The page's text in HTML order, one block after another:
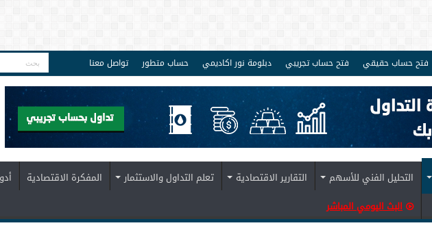
فتح حساب حقيقي فتح حساب تجريبي دبلومة نور اكاديمي حساب متطور تواصل معنا
التحليل الفني للأسهم التقارير الاقتصادية تعلم التداول والاستثمار المفكرة الاقتصادية
البث اليومي المباشر